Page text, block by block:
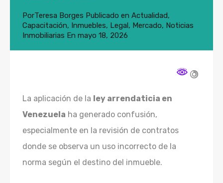
PorTeresa Borges Publicado en Actualidad,
Capacitación, Inmuebles, Legal, Mercado, Noticias
Inmobiliarias En mayo 18, 2026
La aplicación de la ley arrendaticia en
Venezuela ha generado confusión,
especialmente en la revisión de contratos
donde se observa un uso incorrecto de la
norma según el destino del inmueble.